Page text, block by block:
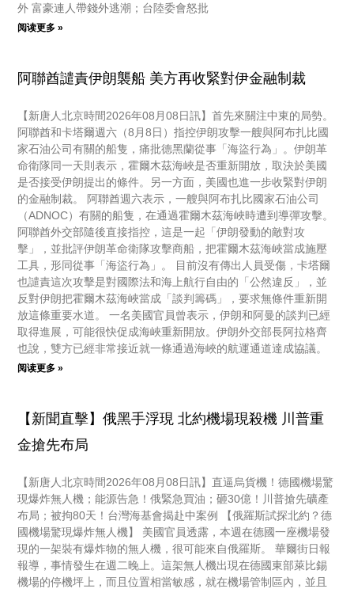
外 富豪連人帶錢外逃潮；台陸委會怒批
阅读更多 »
阿聯酋譴責伊朗襲船 美方再收緊對伊金融制裁
【新唐人北京時間2026年08月08日訊】首先來關注中東的局勢。
阿聯酋和卡塔爾週六（8月8日）指控伊朗攻擊一艘與阿布扎比國
家石油公司有關的船隻，痛批德黑蘭從事「海盜行為」。伊朗革
命衛隊同一天則表示，霍爾木茲海峽是否重新開放，取決於美國
是否接受伊朗提出的條件。另一方面，美國也進一步收緊對伊朗
的金融制裁。 阿聯酋週六表示，一艘與阿布扎比國家石油公司
（ADNOC）有關的船隻，在通過霍爾木茲海峽時遭到導彈攻擊。
阿聯酋外交部隨後直接指控，這是一起「伊朗發動的敵對攻
擊」，並批評伊朗革命衛隊攻擊商船，把霍爾木茲海峽當成施壓
工具，形同從事「海盜行為」。 目前沒有傳出人員受傷，卡塔爾
也譴責這次攻擊是對國際法和海上航行自由的「公然違反」，並
反對伊朗把霍爾木茲海峽當成「談判籌碼」，要求無條件重新開
放這條重要水道。 一名美國官員曾表示，伊朗和阿曼的談判已經
取得進展，可能很快促成海峽重新開放。伊朗外交部長阿拉格齊
也說，雙方已經非常接近就一條通過海峽的航運通道達成協議。
阅读更多 »
【新聞直擊】俄黑手浮現 北約機場現殺機 川普重
金搶先布局
【新唐人北京時間2026年08月08日訊】直逼烏貨機！德國機場驚
現爆炸無人機；能源告急！俄緊急買油；砸30億！川普搶先礦產
布局；被拘80天！台灣海基會揭赴中案例 【俄羅斯試探北約？德
國機場驚現爆炸無人機】 美國官員透露，本週在德國一座機場發
現的一架裝有爆炸物的無人機，很可能來自俄羅斯。 華爾街日報
報導，事情發生在週二晚上。這架無人機出現在德國東部萊比錫
機場的停機坪上，而且位置相當敏感，就在機場管制區內，並且